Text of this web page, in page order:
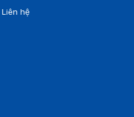
Liên hệ